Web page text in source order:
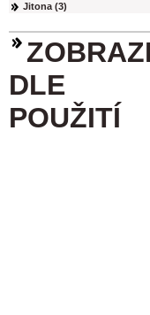
Jitona (3)
DLE
POUŽITÍ